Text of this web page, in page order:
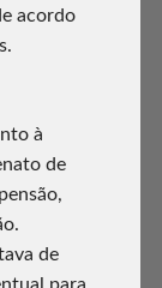
acordo
à
de
de